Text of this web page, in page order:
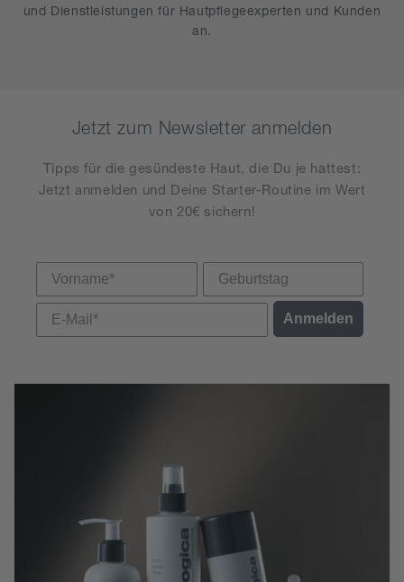
und Dienstleistungen für Hautpflegeexperten und Kunden
an.
Jetzt zum Newsletter anmelden
Tipps für die gesündeste Haut, die Du je hattest​:
Jetzt anmelden und Deine Starter-Routine im Wert
von 20€ sichern!
Anmelden